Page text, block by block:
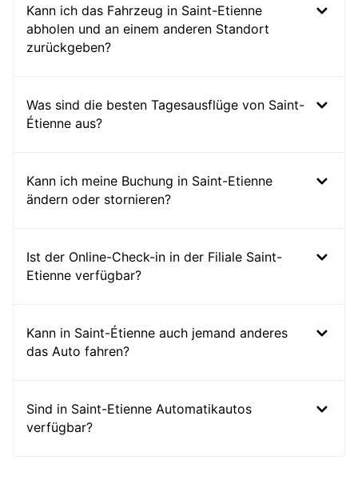
Kann ich das Fahrzeug in Saint-Etienne
abholen und an einem anderen Standort
zurückgeben?
Was sind die besten Tagesausflüge von Saint-
Étienne aus?
Kann ich meine Buchung in Saint-Etienne
ändern oder stornieren?
Ist der Online-Check-in in der Filiale Saint-
Etienne verfügbar?
Kann in Saint-Étienne auch jemand anderes
das Auto fahren?
Sind in Saint-Etienne Automatikautos
verfügbar?